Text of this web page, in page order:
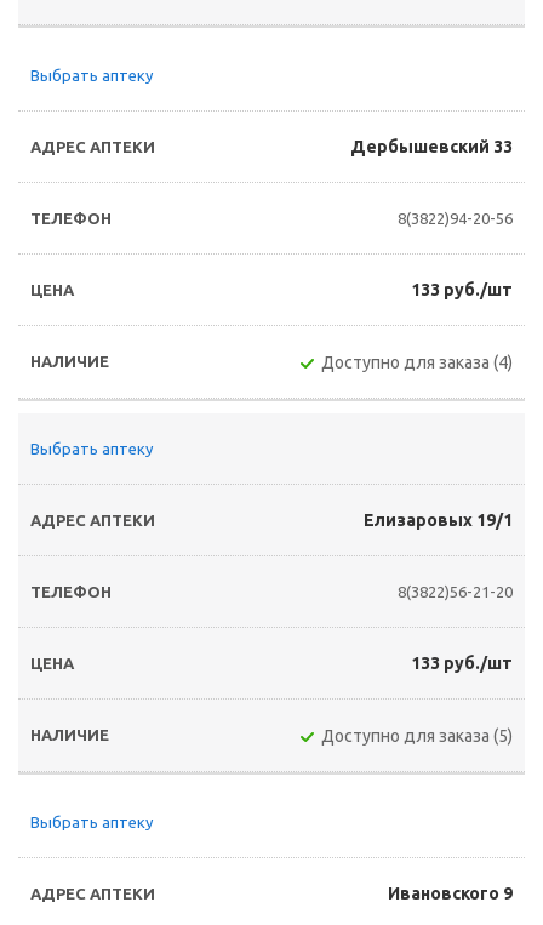
Выбрать аптеку
Дербышевский 33
8(3822)94-20-56
133 руб./шт
Доступно для заказа (4)
Выбрать аптеку
Елизаровых 19/1
8(3822)56-21-20
133 руб./шт
Доступно для заказа (5)
Выбрать аптеку
Ивановского 9